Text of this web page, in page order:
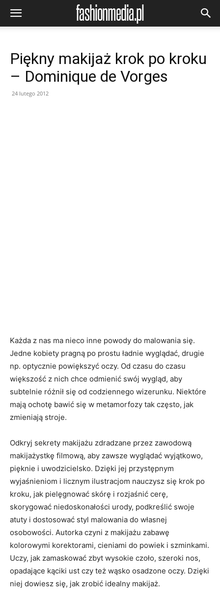
Piękny makijaż krok po kroku
– Dominique de Vorges
24 lutego 2012
Każda z nas ma nieco inne powody do malowania się.
Jedne kobiety pragną po prostu ładnie wyglądać, drugie
np. optycznie powiększyć oczy. Od czasu do czasu
większość z nich chce odmienić swój wygląd, aby
subtelnie różnił się od codziennego wizerunku. Niektóre
mają ochotę bawić się w metamorfozy tak często, jak
zmieniają stroje.
Odkryj sekrety makijażu zdradzane przez zawodową
makijażystkę filmową, aby zawsze wyglądać wyjątkowo,
pięknie i uwodzicielsko. Dzięki jej przystępnym
wyjaśnieniom i licznym ilustracjom nauczysz się krok po
kroku, jak pielęgnować skórę i rozjaśnić cerę,
skorygować niedoskonałości urody, podkreślić swoje
atuty i dostosować styl malowania do własnej
osobowości. Autorka czyni z makijażu zabawę
kolorowymi korektorami, cieniami do powiek i szminkami.
Uczy, jak zamaskować zbyt wysokie czoło, szeroki nos,
opadające kąciki ust czy też wąsko osadzone oczy. Dzięki
niej dowiesz się, jak zrobić idealny makijaż.